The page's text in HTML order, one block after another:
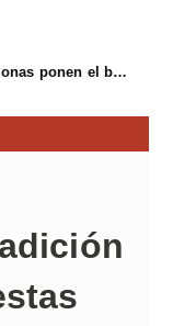
Cientos de personas ponen el broche final a las fiestas de La Salud de Lieres con la tradicional merienda